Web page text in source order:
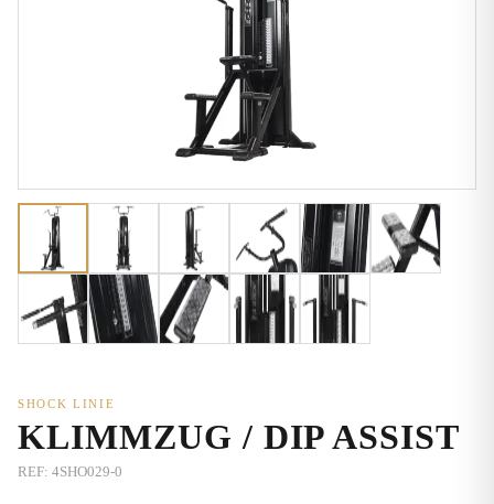
SHOCK LINIE
KLIMMZUG / DIP ASSIST
REF: 4SHO029-0